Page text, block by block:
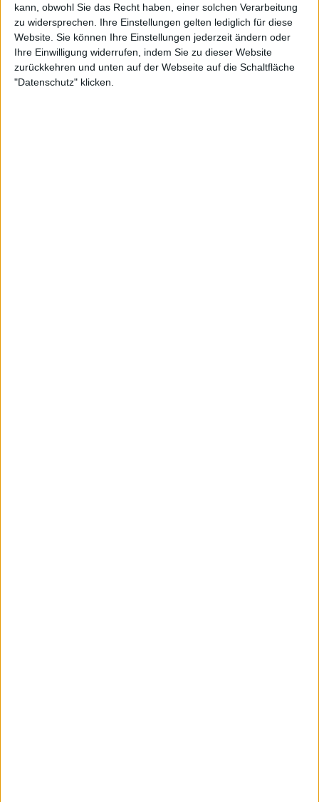
kann, obwohl Sie das Recht haben, einer solchen Verarbeitung
zu widersprechen. Ihre Einstellungen gelten lediglich für diese
Website. Sie können Ihre Einstellungen jederzeit ändern oder
Ihre Einwilligung widerrufen, indem Sie zu dieser Website
zurückkehren und unten auf der Webseite auf die Schaltfläche
"Datenschutz" klicken.
Backstage | Rettungsdienst auf dem Summer Breeze
Über Zwischenwasser, Gehörschutz und Festivalapotheke.